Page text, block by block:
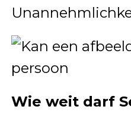
Wie weit darf